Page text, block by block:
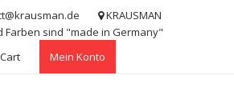
KRAUSMAN
Farben sind "made in Germany"
Cart
Mein Konto